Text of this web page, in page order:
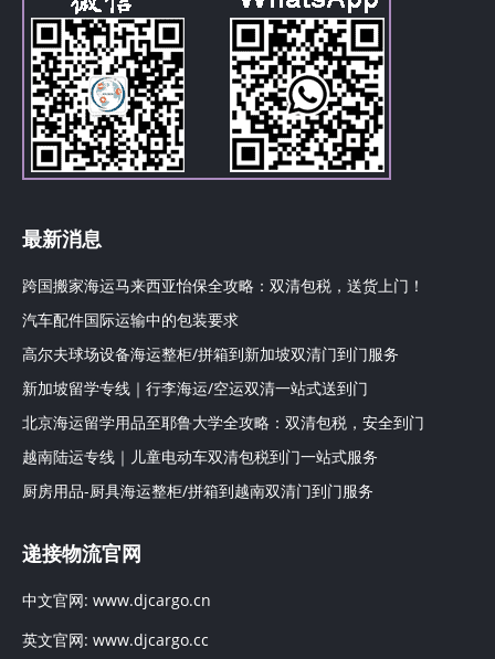
最新消息
跨国搬家海运马来西亚怡保全攻略：双清包税，送货上门！
汽车配件国际运输中的包装要求
高尔夫球场设备海运整柜/拼箱到新加坡双清门到门服务
新加坡留学专线｜行李海运/空运双清一站式送到门
北京海运留学用品至耶鲁大学全攻略：双清包税，安全到门
越南陆运专线｜儿童电动车双清包税到门一站式服务
厨房用品-厨具海运整柜/拼箱到越南双清门到门服务
递接物流官网
中文官网: www.djcargo.cn
英文官网: www.djcargo.cc